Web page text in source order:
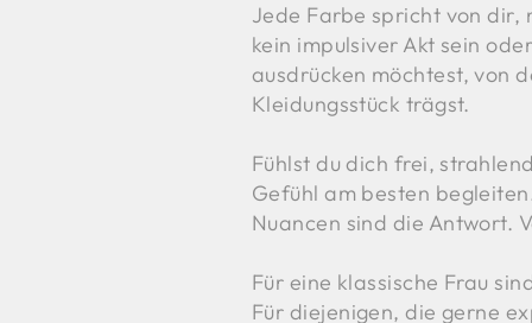
Jede Farbe spricht von dir,
kein impulsiver Akt sein
ausdrücken möchtest, von
Kleidungsstück trägst.
Fühlst du dich frei,
Gefühl am besten
Nuancen sind die Antwort.
Für eine klassische Frau
Für diejenigen, die gerne